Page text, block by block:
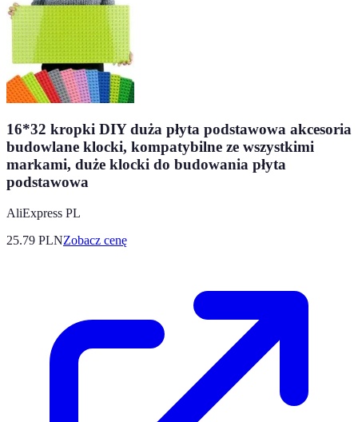
16*32 kropki DIY duża płyta podstawowa akcesoria
budowlane klocki, kompatybilne ze wszystkimi
markami, duże klocki do budowania płyta
podstawowa
AliExpress PL
25.79 PLNZobacz cenę